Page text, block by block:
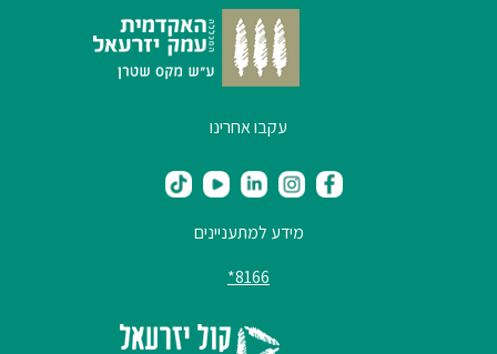
עקבו אחרינו
מידע למתעניינים
8166*